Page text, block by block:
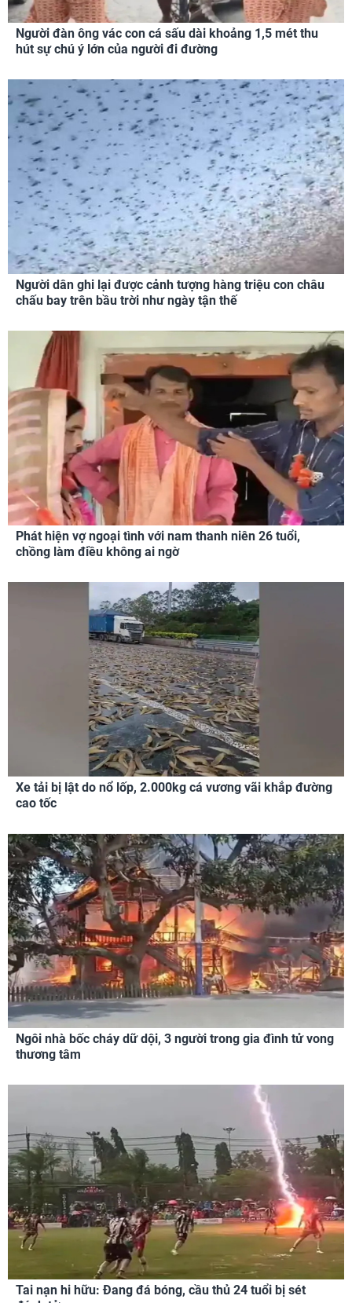
Người đàn ông vác con cá sấu dài khoảng 1,5 mét thu
hút sự chú ý lớn của người đi đường
Người dân ghi lại được cảnh tượng hàng triệu con châu
chấu bay trên bầu trời như ngày tận thế
Phát hiện vợ ngoại tình với nam thanh niên 26 tuổi,
chồng làm điều không ai ngờ
Xe tải bị lật do nổ lốp, 2.000kg cá vương vãi khắp đường
cao tốc
Ngôi nhà bốc cháy dữ dội, 3 người trong gia đình tử vong
thương tâm
Tai nạn hi hữu: Đang đá bóng, cầu thủ 24 tuổi bị sét